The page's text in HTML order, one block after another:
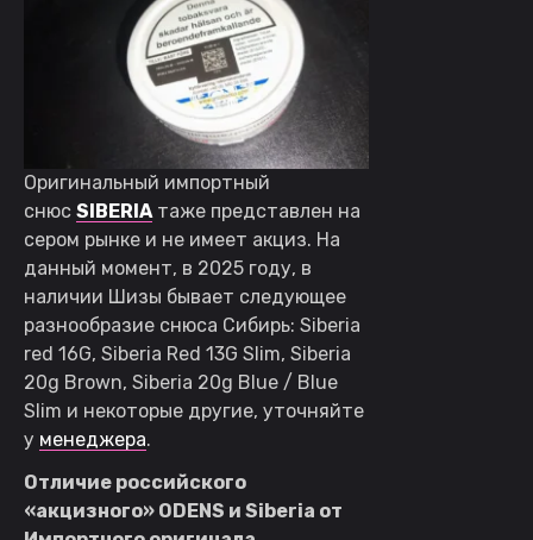
Оригинальный импортный
снюс SIBERIAтаже представлен на
сером рынке и не имеет акциз. На
данный момент, в 2025 году, в
наличии Шизы бывает следующее
разнообразие снюса Сибирь: Siberia
red 16G, Siberia Red 13G Slim, Siberia
20g Brown, Siberia 20g Blue / Blue
Slim и некоторые другие, уточняйте
у менеджера.
Отличие российского
«акцизного» ODENS и Siberia от